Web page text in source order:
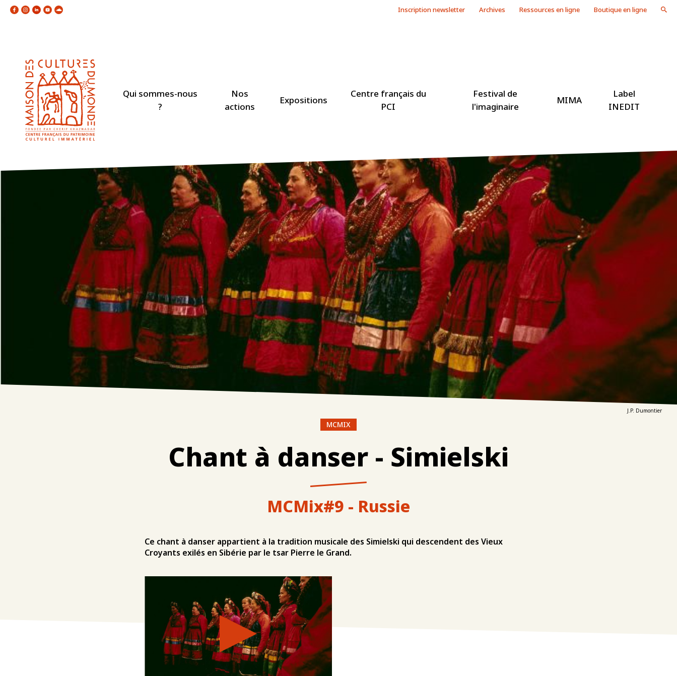
Inscription newsletter Archives Ressources en ligne Boutique en ligne
Qui sommes-nous
?
Nos
actions
Expositions
Centre français du
PCI
Festival de
l'imaginaire
MIMA
Label
INEDIT
J.P. Dumontier
MCMIX
Chant à danser - Simielski
MCMix#9 - Russie
Ce chant à danser appartient à la tradition musicale des Simielski qui descendent des Vieux
Croyants exilés en Sibérie par le tsar Pierre le Grand.